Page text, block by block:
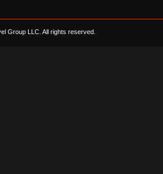
Group LLC. All rights reserved.